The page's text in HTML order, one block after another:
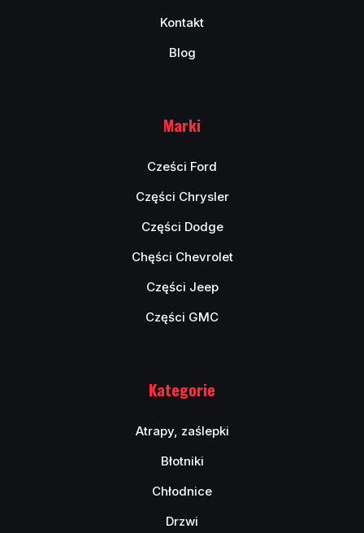
Kontakt
Blog
Marki
Cześci Ford
Części Chrysler
Części Dodge
Chęści Chevrolet
Części Jeep
Części GMC
Kategorie
Atrapy, zaślepki
Błotniki
Chłodnice
Drzwi